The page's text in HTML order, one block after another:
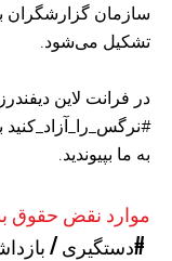
سازمان گزارشگران
تشکیل می‌شود.
در فرانت لاین
به ما بپیوندید.
موارد نقض حقوق
#دستگیری /